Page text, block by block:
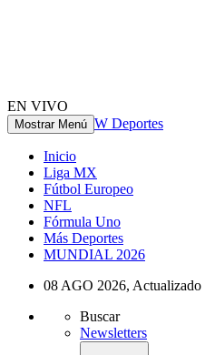
EN VIVO
Mostrar Menú W Deportes
Inicio
Liga MX
Fútbol Europeo
NFL
Fórmula Uno
Más Deportes
MUNDIAL 2026
08 AGO 2026, Actualizado
Buscar
Newsletters